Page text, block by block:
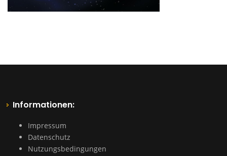
Informationen:
Impressum
Datenschutz
Nutzungsbedingungen